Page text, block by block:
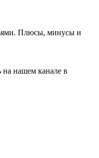
на нашем канале в